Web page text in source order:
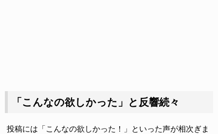
「こんなの欲しかった」と反響続々
投稿には「こんなの欲しかった！」といった声が相次ぎま